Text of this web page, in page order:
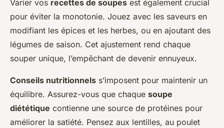
Varier vos recettes de soupes est également crucial
pour éviter la monotonie. Jouez avec les saveurs en
modifiant les épices et les herbes, ou en ajoutant des
légumes de saison. Cet ajustement rend chaque
souper unique, l’empêchant de devenir ennuyeux.
Conseils nutritionnels s’imposent pour maintenir un
équilibre. Assurez-vous que chaque soupe
diététique contienne une source de protéines pour
améliorer la satiété. Pensez aux lentilles, au poulet